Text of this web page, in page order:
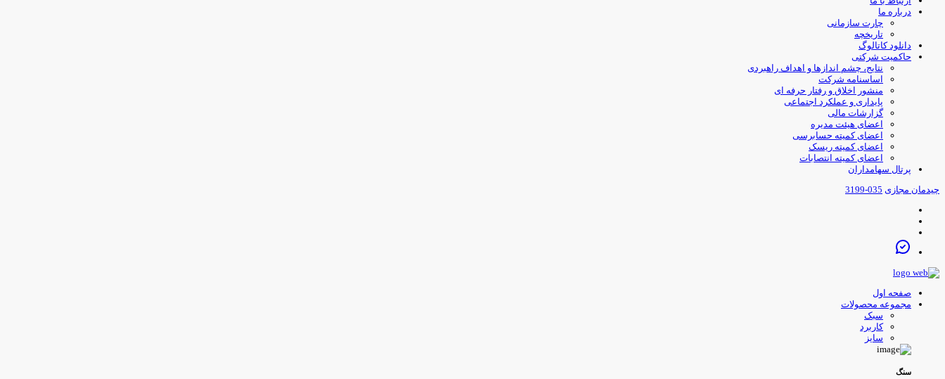
درباره ما
چارت سازمانی
تاریخچه
دانلود کاتالوگ
حاکمیت شرکتی
نتایج، چشم اندازها و اهداف راهبردی
اساسنامه شرکت
منشور اخلاق و رفتار حرفه ای
پایداری و عملکرد اجتماعی
گزارشات مالی
اعضای هیئت مدیره
اعضای کمیته حسابرسی
اعضای کمیته ریسک
اعضای کمیته انتصابات
پرتال سهامداران
چیدمان مجازی 035-3199
صفحه اول
مجموعه محصولات
سبک
کاربرد
سایز
سنگ